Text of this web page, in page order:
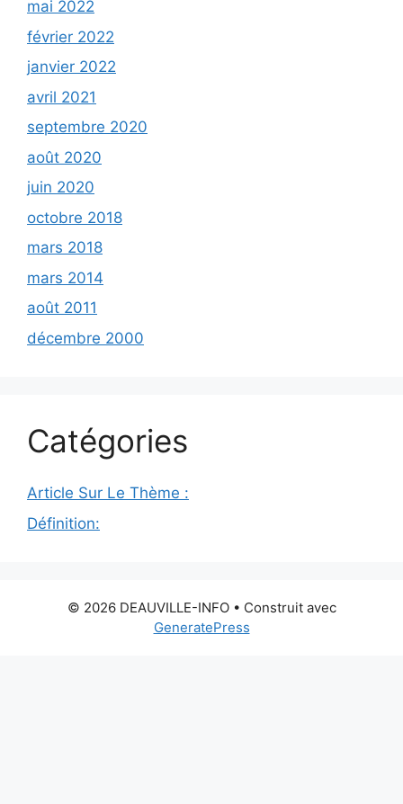
mai 2022
février 2022
janvier 2022
avril 2021
septembre 2020
août 2020
juin 2020
octobre 2018
mars 2018
mars 2014
août 2011
décembre 2000
Catégories
Article Sur Le Thème :
Définition:
© 2026 DEAUVILLE-INFO• Construit avec
GeneratePress